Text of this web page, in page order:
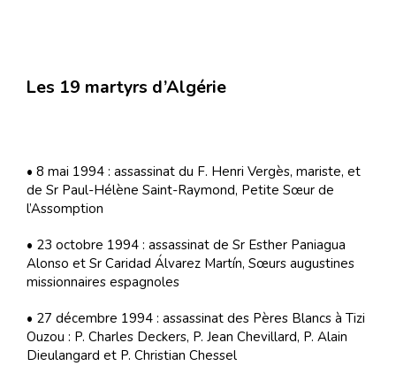
Les 19 martyrs d’Algérie
• 8 mai 1994 : assassinat du F. Henri Vergès, mariste, et
de Sr Paul-Hélène Saint-Raymond, Petite Sœur de
l’Assomption
• 23 octobre 1994 : assassinat de Sr Esther Paniagua
Alonso et Sr Caridad Álvarez Martín, Sœurs augustines
missionnaires espagnoles
• 27 décembre 1994 : assassinat des Pères Blancs à Tizi
Ouzou : P. Charles Deckers, P. Jean Chevillard, P. Alain
Dieulangard et P. Christian Chessel